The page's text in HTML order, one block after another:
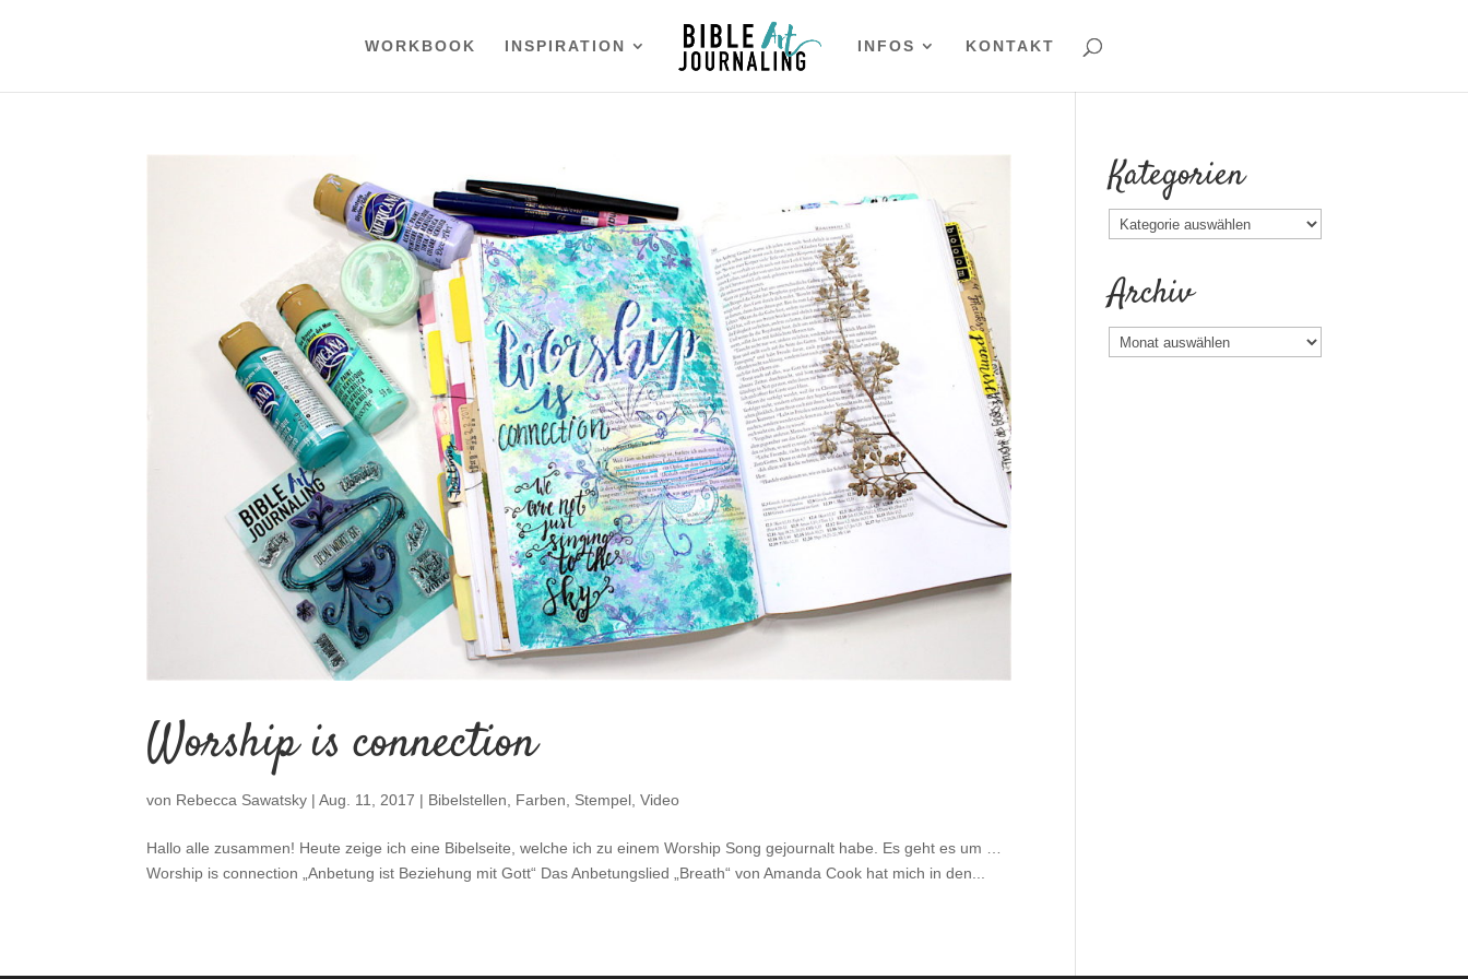
WORKBOOK INSPIRATION INFOS KONTAKT
Worship is connection
von Rebecca Sawatsky |Aug. 11, 2017 | Bibelstellen Farben Stempel ,Video
Hallo alle zusammen! Heute zeige ich eine Bibelseite, welche ich zu einem Worship Song gejournalt habe. Es geht es um …
Worship is connection „Anbetung ist Beziehung mit Gott“ Das Anbetungslied „Breath“ von Amanda Cook hat mich in den...
Kategorien
Kategorien
Archiv
Archiv